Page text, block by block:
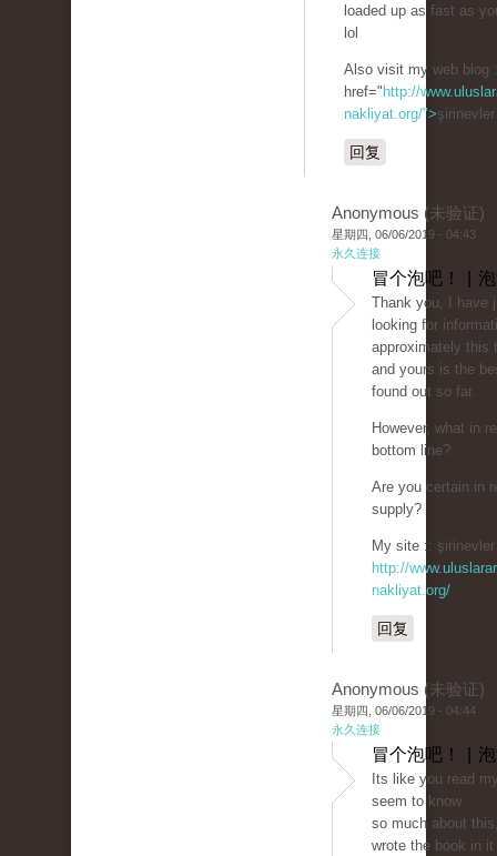
loaded up as fast as
lol
Also visit my web blog
href=" http://
nakliyat.org/">
回复
Anonymous (未验证)
星期四, 06/06/2019 - 04:43
永久连接
冒个泡吧！ |
Thank you, I have
looking for
approximately this
and yours is the
found out so far.
However, what in
bottom line?
Are you certain in
supply?
My site ::
http://
nakliyat.org/
回复
Anonymous (未验证)
星期四, 06/06/2019 - 04:44
永久连接
冒个泡吧！ |
Its like you read
seem to know
so much about
wrote the book in